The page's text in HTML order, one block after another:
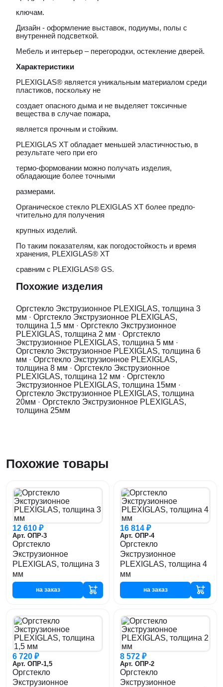
ключам.
Дизайн - оформление выставок, подиумы, полы с
внутренней подсветкой.
Мебель и интерьер – перегородки, остекление дверей.
Характеристики
PLEXIGLAS® является уникальным материалом среди
пластиков, поскольку не
создает опасного дыма и не выделяет токсичные
вещества в случае пожара,
является прочным и стойким.
PLEXIGLAS ХТ обладает меньшей эластичностью, в
результате чего при его
термо-формовании можно получать изделия,
обладающие более точными
размерами.
Органическое стекло PLEXIGLAS ХТ более предпо-
чтительно для получения
крупных изделий.
По таким показателям, как погодостойкость и время
хранения, PLEXIGLAS® ХТ
сравним с PLEXIGLAS® GS.
Похожие изделия
Оргстекло Экструзионное PLEXIGLAS, толщина 3
мм · Оргстекло Экструзионное PLEXIGLAS,
толщина 1,5 мм · Оргстекло Экструзионное
PLEXIGLAS, толщина 2 мм · Оргстекло
Экструзионное PLEXIGLAS, толщина 5 мм ·
Оргстекло Экструзионное PLEXIGLAS, толщина 6
мм · Оргстекло Экструзионное PLEXIGLAS,
толщина 8 мм · Оргстекло Экструзионное
PLEXIGLAS, толщина 12 мм · Оргстекло
Экструзионное PLEXIGLAS, толщина 15мм ·
Оргстекло Экструзионное PLEXIGLAS, толщина
20мм · Оргстекло Экструзионное PLEXIGLAS,
толщина 25мм
Похожие товары
12 610 ₽
Арт. ОПР-3
Оргстекло
Экструзионное
PLEXIGLAS, толщина 3
мм
на заказ
16 814 ₽
Арт. ОПР-4
Оргстекло
Экструзионное
PLEXIGLAS, толщина 4
мм
на заказ
6 720 ₽
Арт. ОПР-1,5
Оргстекло
Экструзионное
8 572 ₽
Арт. ОПР-2
Оргстекло
Экструзионное